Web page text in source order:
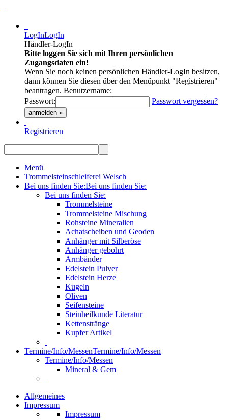
LogInLogIn
Händler-LogIn
Bitte loggen Sie sich mit Ihren persönlichen
Zugangsdaten ein!
Wenn Sie noch keinen persönlichen Händler-LogIn besitzen,
dann können Sie diesen über den Menüpunkt "Registrieren"
beantragen. Benutzername:
Passwort:
Passwort vergessen?
anmelden »
Registrieren
Menü
Trommelsteinschleiferei Welsch
Bei uns finden Sie:Bei uns finden Sie:
Bei uns finden Sie:
Trommelsteine
Trommelsteine Mischung
Rohsteine Mineralien
Achatscheiben und Geoden
Anhänger mit Silberöse
Anhänger gebohrt
Armbänder
Edelstein Pulver
Edelstein Herze
Kugeln
Oliven
Seifensteine
Steinheilkunde Literatur
Kettenstränge
Kupfer Artikel
Termine/Info/MessenTermine/Info/Messen
Termine/Info/Messen
Mineral & Gem
Allgemeines
Impressum
Impressum